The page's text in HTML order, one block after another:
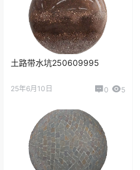
土路带水坑250609995
25年6月10日 0 5